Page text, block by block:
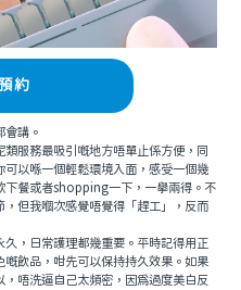
約
講。
服務最吸引嘅地方唔單止係方便，同
以喺一個輕鬆環境入面，感受一個幾
下餐或者shopping一下，一舉兩得。不
但我嗰次感覺唔覺得「趕工」，反而
，日常護理都幾重要。平時記得用正
飲品，咁先可以保持持久效果。如果
唔洗逼自己太頻密，因為過度美白反